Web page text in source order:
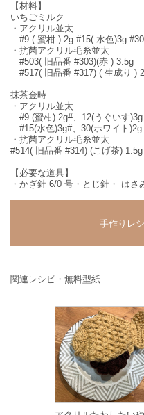
【材料】
いちごミルク
・アクリル並太
#9 ( 蜜柑 ) 2g #15( 水色)3g
・抗菌アクリル毛糸並太
#503( 旧品番 #303)(赤 ) 3.5g
#517( 旧品番 #317) ( 生成り )
抹茶金時
・アクリル並太
#9 (蜜柑) 2g#、12(うぐいす)3g
#15(水色)3g#、30(ホワイト)2g
・抗菌アクリル毛糸並太
#514( 旧品番 #314) (こげ茶) 1.5g
【必要な道具】
・かぎ針 6/0 号・とじ針・ はさ
手作りレ
関連レシピ・無料型紙